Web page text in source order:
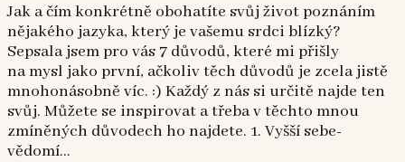
Jak a čím konkrétně obohatíte svůj život poznáním
nějakého jazyka, který je vašemu srdci blízký?
Sepsala jsem pro vás 7 důvodů, které mi přišly
na mysl jako první, ačkoliv těch důvodů je zcela jistě
mnohonásobně víc. :) Každý z nás si určitě najde ten
svůj. Můžete se inspirovat a třeba v těchto mnou
zmíněných důvodech ho najdete. 1. Vyšší sebe-
vědomí...